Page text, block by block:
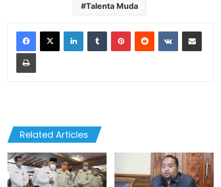
Talenta Muda
LinkedInTumblr PinterestReddit VKontakteShare via Email
Print
Related Articles